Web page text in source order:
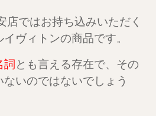
店ではお持ち込みいただく
ヴィトンの商品です。
詞 とも言える存在で、その
いのではないでしょう